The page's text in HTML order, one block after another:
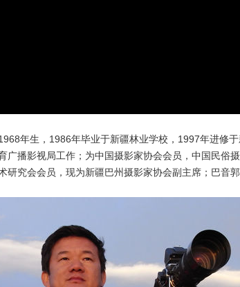
年生，1986年毕业于新疆林业学校，1997年进修于
广播影视局工作；为中国摄影家协会会员，中国民俗
研究会会员，现为新疆巴州摄影家协会副主席；巴音